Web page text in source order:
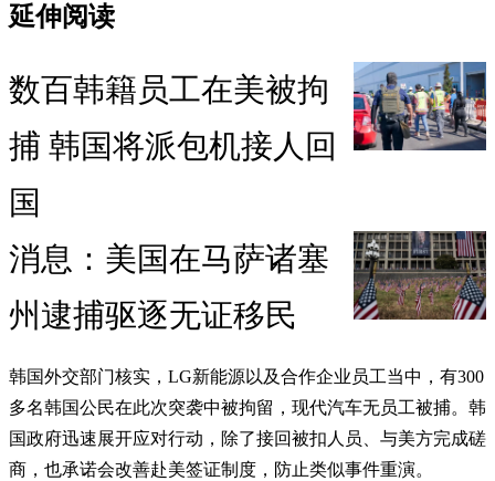
延伸阅读
数百韩籍员工在美被拘
捕 韩国将派包机接人回
国
消息：美国在马萨诸塞
州逮捕驱逐无证移民
韩国外交部门核实，LG新能源以及合作企业员工当中，有300
多名韩国公民在此次突袭中被拘留，现代汽车无员工被捕。韩
国政府迅速展开应对行动，除了接回被扣人员、与美方完成磋
商，也承诺会改善赴美签证制度，防止类似事件重演。